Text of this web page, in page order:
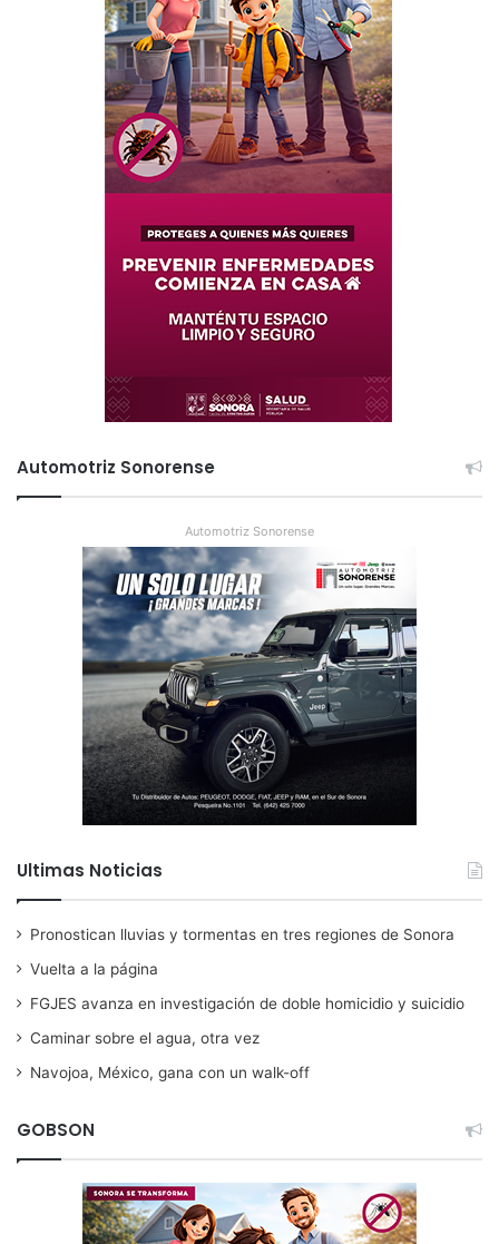
Automotriz Sonorense
Automotriz Sonorense
Ultimas Noticias
Pronostican lluvias y tormentas en tres regiones de Sonora
Vuelta a la página
FGJES avanza en investigación de doble homicidio y suicidio
Caminar sobre el agua, otra vez
Navojoa, México, gana con un walk-off
GOBSON